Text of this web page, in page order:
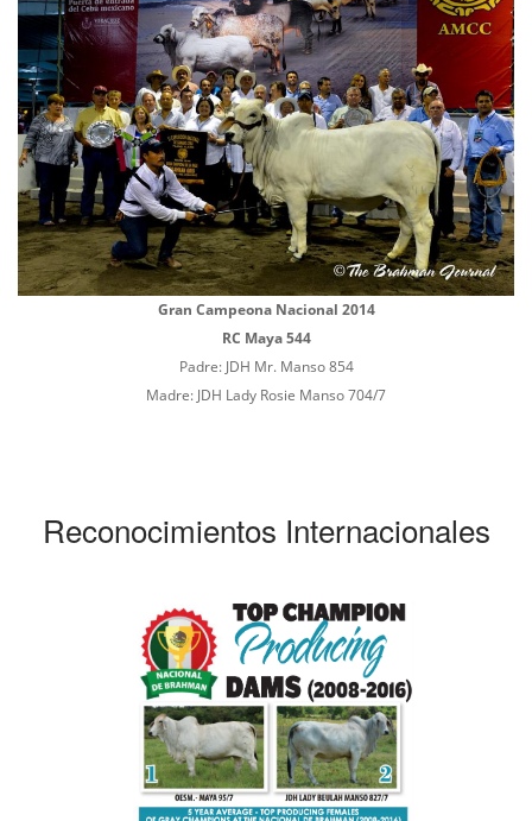
Gran Campeona Nacional 2014
RC Maya 544
Padre: JDH Mr. Manso 854
Madre: JDH Lady Rosie Manso 704/7
Reconocimientos Internacionales